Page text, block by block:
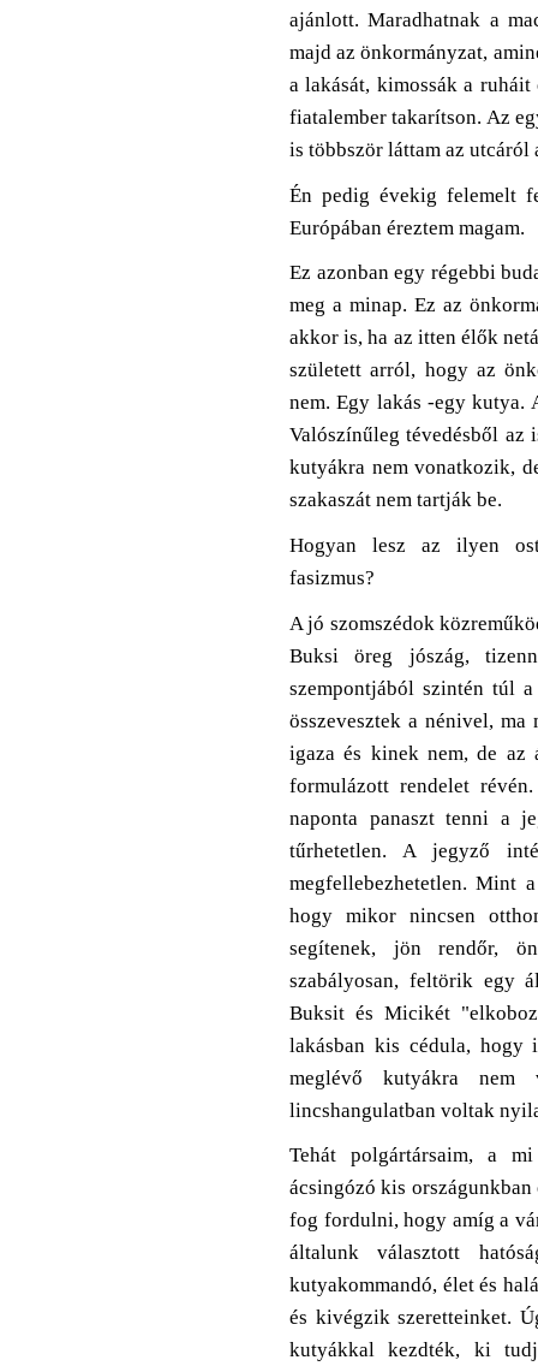
ajánlott. Maradhatnak a
majd az önkormányzat,
a lakását, kimossák a
fiatalember takarítson. Az
is többször láttam az
Én pedig évekig felemelt
Európában éreztem magam.
Ez azonban egy régebbi
meg a minap. Ez az
akkor is, ha az itten élők
született arról, hogy az
nem. Egy lakás -egy kutya.
Valószínűleg tévedésből az
kutyákra nem vonatkozik,
szakaszát nem tartják be.
Hogyan lesz az ilyen
fasizmus?
A jó szomszédok
Buksi öreg jószág,
szempontjából szintén túl
összevesztek a nénivel,
igaza és kinek nem, de az
formulázott rendelet
naponta panaszt tenni a
tűrhetetlen. A jegyző
megfellebezhetetlen. Mint
hogy mikor nincsen
segítenek, jön rendőr,
szabályosan, feltörik egy
Buksit és Micikét
lakásban kis cédula,
meglévő kutyákra
lincshangulatban voltak
Tehát polgártársaim, a
ácsingózó kis
fog fordulni, hogy amíg a
általunk választott
kutyakommandó, élet és
és kivégzik szeretteinket.
kutyákkal kezdték, ki